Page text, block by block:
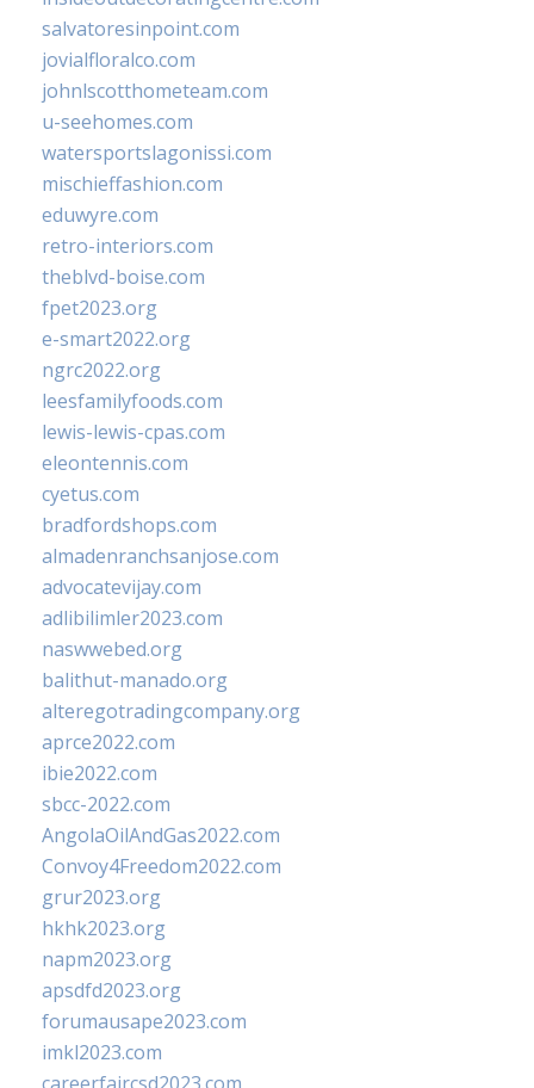
salvatoresinpoint.com
jovialfloralco.com
johnlscotthometeam.com
u-seehomes.com
watersportslagonissi.com
mischieffashion.com
eduwyre.com
retro-interiors.com
theblvd-boise.com
fpet2023.org
e-smart2022.org
ngrc2022.org
leesfamilyfoods.com
lewis-lewis-cpas.com
eleontennis.com
cyetus.com
bradfordshops.com
almadenranchsanjose.com
advocatevijay.com
adlibilimler2023.com
naswwebed.org
balithut-manado.org
alteregotradingcompany.org
aprce2022.com
ibie2022.com
sbcc-2022.com
AngolaOilAndGas2022.com
Convoy4Freedom2022.com
grur2023.org
hkhk2023.org
napm2023.org
apsdfd2023.org
forumausape2023.com
imkl2023.com